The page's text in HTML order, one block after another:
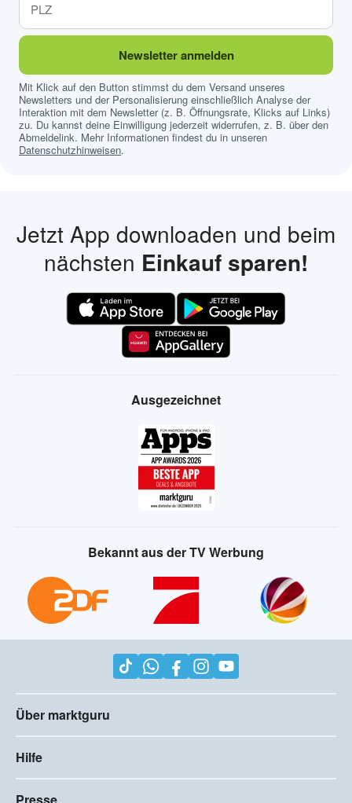
Newsletter anmelden
Mit Klick auf den Button stimmst du dem Versand unseres
Newsletters und der Personalisierung einschließlich Analyse der
Interaktion mit dem Newsletter (z. B. Öffnungsrate, Klicks auf Links)
zu. Du kannst deine Einwilligung jederzeit widerrufen, z. B. über den
Abmeldelink. Mehr Informationen findest du in unseren
Datenschutzhinweisen.
Jetzt App downloaden und beim
nächsten Einkauf sparen!
Ausgezeichnet
Bekannt aus der TV Werbung
Über marktguru
Hilfe